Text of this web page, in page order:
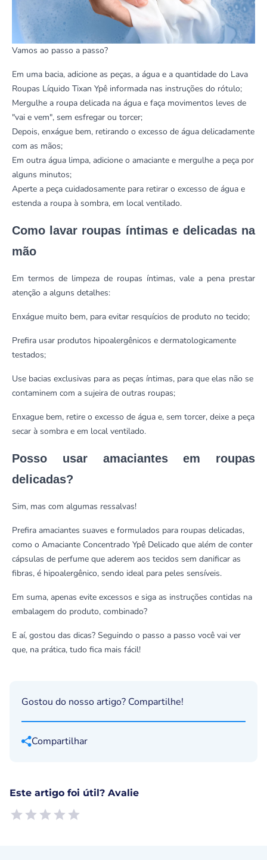
Vamos ao passo a passo?
Em uma bacia, adicione as peças, a água e a quantidade do Lava
Roupas Líquido Tixan Ypê informada nas instruções do rótulo;
Mergulhe a roupa delicada na água e faça movimentos leves de
"vai e vem", sem esfregar ou torcer;
Depois, enxágue bem, retirando o excesso de água delicadamente
com as mãos;
Em outra água limpa, adicione o amaciante e mergulhe a peça por
alguns minutos;
Aperte a peça cuidadosamente para retirar o excesso de água e
estenda a roupa à sombra, em local ventilado.
Como lavar roupas íntimas e delicadas na
mão
Em termos de limpeza de roupas íntimas, vale a pena prestar
atenção a alguns detalhes:
Enxágue muito bem, para evitar resquícios de produto no tecido;
Prefira usar produtos hipoalergênicos e dermatologicamente
testados;
Use bacias exclusivas para as peças íntimas, para que elas não se
contaminem com a sujeira de outras roupas;
Enxague bem, retire o excesso de água e, sem torcer, deixe a peça
secar à sombra e em local ventilado.
Posso usar amaciantes em roupas
delicadas?
Sim, mas com algumas ressalvas!
Prefira amaciantes suaves e formulados para roupas delicadas,
como o Amaciante Concentrado Ypê Delicado que além de conter
cápsulas de perfume que aderem aos tecidos sem danificar as
fibras, é hipoalergênico, sendo ideal para peles sensíveis.
Em suma, apenas evite excessos e siga as instruções contidas na
embalagem do produto, combinado?
E aí, gostou das dicas? Seguindo o passo a passo você vai ver
que, na prática, tudo fica mais fácil!
Gostou do nosso artigo? Compartilhe!
Compartilhar
Este artigo foi útil? Avalie